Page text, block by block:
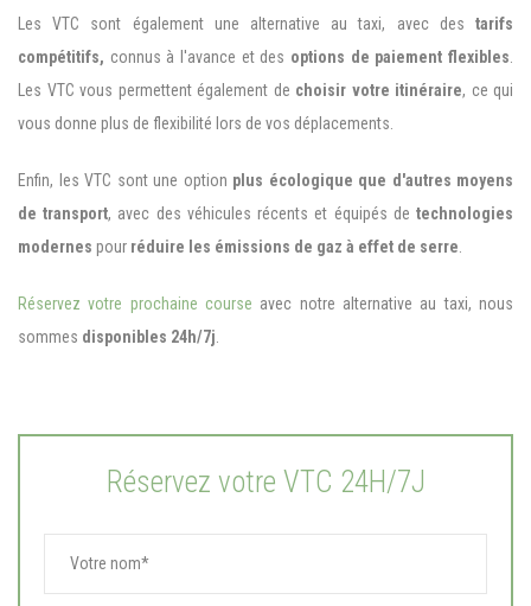
Les VTC sont également une alternative au taxi, avec des tarifs
compétitifs, connus à l'avance et des options de paiement flexibles
Les VTC vous permettent également de choisir votre itinéraire, ce qui
vous donne plus de flexibilité lors de vos déplacements.
Enfin, les VTC sont une option plus écologique que d'autres moyens
de transport, avec des véhicules récents et équipés detechnologies
modernes pour réduire les émissions de gaz à effet de serre
Réservez votre prochaine course avec notre alternative au taxi, nous
sommes disponibles 24h/7j
Réservez votre VTC 24H/7J